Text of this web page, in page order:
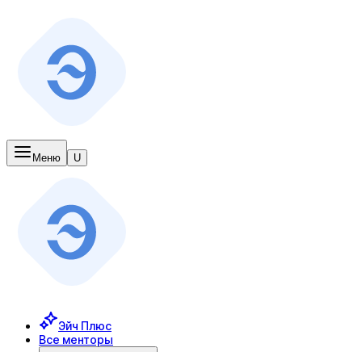
Меню U
Эйч Плюс
Все менторы